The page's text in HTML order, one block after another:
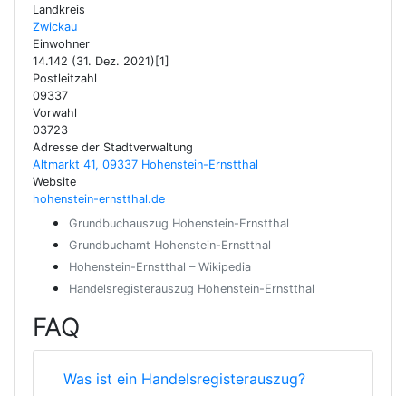
Landkreis
Zwickau
Einwohner
14.142 (31. Dez. 2021)[1]
Postleitzahl
09337
Vorwahl
03723
Adresse der Stadtverwaltung
Altmarkt 41, 09337 Hohenstein-Ernstthal
Website
hohenstein-ernstthal.de
Grundbuchauszug Hohenstein-Ernstthal
Grundbuchamt Hohenstein-Ernstthal
Hohenstein-Ernstthal – Wikipedia
Handelsregisterauszug Hohenstein-Ernstthal
FAQ
Was ist ein Handelsregisterauszug?